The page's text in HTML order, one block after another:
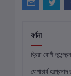
বর্ণনা
ক্রিয়া যোগী
যোগাচার্য হরপ্রসাদ